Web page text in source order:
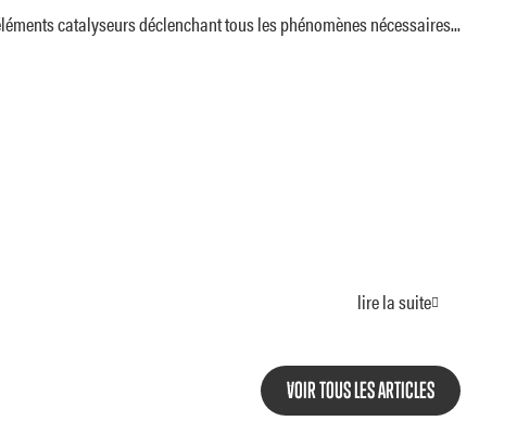
catalyseurs déclenchant tous les phénomènes nécessaires...
lire la suite
VOIR TOUS LES ARTICLES